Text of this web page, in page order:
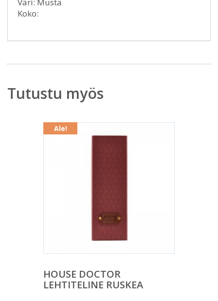
Koko:
Tutustu myös
Ale!
HOUSE DOCTOR
LEHTITELINE RUSKEA